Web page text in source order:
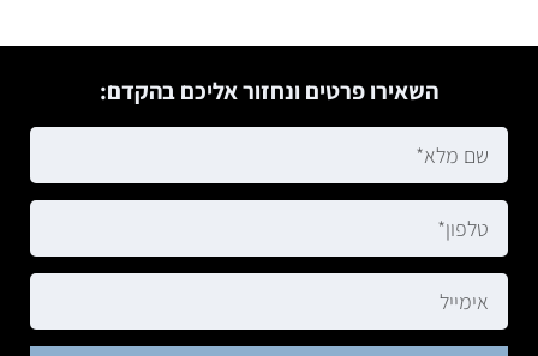
השאירו פרטים ונחזור אליכם בהקדם: